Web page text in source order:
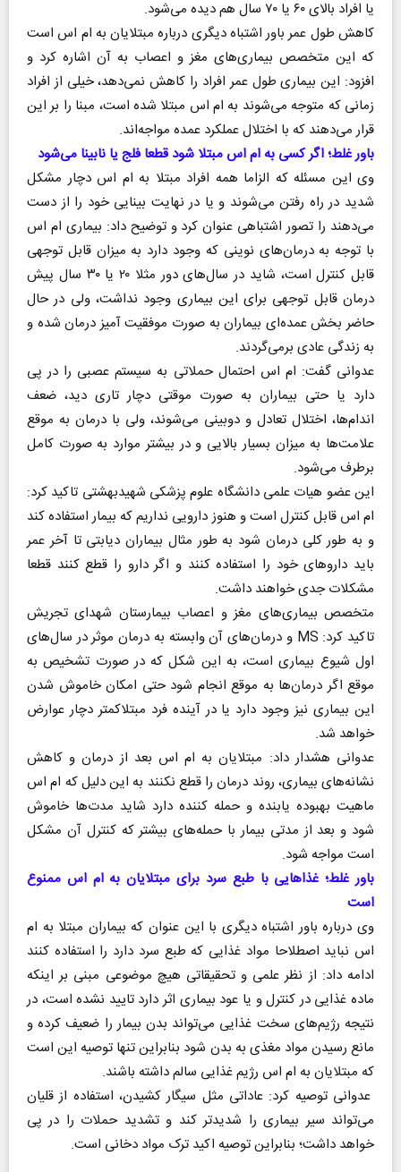
یا افراد بالای ۶۰ یا ۷۰ سال هم دیده می‌شود.
کاهش طول عمر باور اشتباه دیگری درباره مبتلایان به ام اس است
که این متخصص بیماری‌های مغز و اعصاب به آن اشاره کرد و
افزود: این بیماری طول عمر افراد را کاهش نمی‌دهد، خیلی از افراد
زمانی که متوجه می‌شوند به ام اس مبتلا شده است، مبنا را بر این
قرار می‌دهند که با اختلال عملکرد عمده مواجه‌اند.
باور غلط؛ اگر کسی به ام اس مبتلا شود قطعا فلج یا نابینا می‌شود
وی این مسئله که الزاما همه افراد مبتلا به ام اس دچار مشکل
شدید در راه رفتن می‌شوند و یا در نهایت بینایی خود را از دست
می‌دهند را تصور اشتباهی عنوان کرد و توضیح داد: بیماری ام اس
با توجه به درمان‌های نوینی که وجود دارد به میزان قابل توجهی
قابل کنترل است، شاید در سال‌های دور مثلا ۲۰ یا ۳۰ سال پیش
درمان قابل توجهی برای این بیماری وجود نداشت، ولی در حال
حاضر بخش عمده‌ای بیماران به صورت موفقیت آمیز درمان شده و
به زندگی عادی برمی‌گردند.
عدوانی گفت: ام اس احتمال حملاتی به سیستم عصبی را در پی
دارد یا حتی بیماران به صورت موقتی دچار تاری دید، ضعف
اندام‌ها، اختلال تعادل و دوبینی می‌شوند، ولی با درمان به موقع
علامت‌ها به میزان بسیار بالایی و در بیشتر موارد به صورت کامل
برطرف می‌شود.
این عضو هیات علمی دانشگاه علوم پزشکی شهیدبهشتی تاکید کرد:
ام اس قابل کنترل است و هنوز دارویی نداریم که بیمار استفاده کند
و به طور کلی درمان شود به طور مثال بیماران دیابتی تا آخر عمر
باید دارو‌های خود را استفاده کنند و اگر دارو را قطع کنند قطعا
مشکلات جدی خواهند داشت.
متخصص بیماری‌های مغز و اعصاب بیمارستان شهدای تجریش
تاکید کرد: MS و درمان‌های آن وابسته به درمان موثر در سال‌های
اول شیوع بیماری است، به این شکل که در صورت تشخیص به
موقع اگر درمان‌ها به موقع انجام شود حتی امکان خاموش شدن
این بیماری نیز وجود دارد یا در آینده فرد مبتلاکمتر دچار عوارض
خواهد شد.
عدوانی هشدار داد: مبتلایان به ام اس بعد از درمان و کاهش
نشانه‌های بیماری، روند درمان را قطع نکنند به این دلیل که ام اس
ماهیت بهبوده یابنده و حمله کننده دارد شاید مدت‌ها خاموش
شود و بعد از مدتی بیمار با حمله‌های بیشتر که کنترل آن مشکل
است مواجه شود.
باور غلط؛ غذا‌هایی با طبع سرد برای مبتلایان به ام اس ممنوع
است
وی درباره باور اشتباه دیگری با این عنوان که بیماران مبتلا به ام
اس نباید اصطلاحا مواد غذایی که طبع سرد دارد را استفاده کنند
ادامه داد: از نظر علمی و تحقیقاتی هیچ موضوعی مبنی بر اینکه
ماده غذایی در کنترل و یا عود بیماری اثر دارد تایید نشده است، در
نتیجه رژیم‌های سخت غذایی می‌تواند بدن بیمار را ضعیف کرده و
مانع رسیدن مواد مغذی به بدن شود بنابراین تنها توصیه این است
که مبتلایان به ام اس رژیم غذایی سالم داشته باشند.
عدوانی توصیه کرد: عاداتی مثل سیگار کشیدن، استفاده از قلیان
می‌تواند سیر بیماری را شدیدتر کند و تشدید حملات را در پی
خواهد داشت؛ بنابراین توصیه اکید ترک مواد دخانی است.